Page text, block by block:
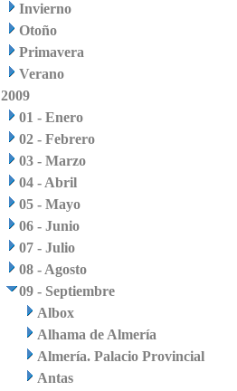
Invierno
Otoño
Primavera
Verano
2009
01 - Enero
02 - Febrero
03 - Marzo
04 - Abril
05 - Mayo
06 - Junio
07 - Julio
08 - Agosto
09 - Septiembre
Albox
Alhama de Almería
Almería. Palacio Provincial
Antas